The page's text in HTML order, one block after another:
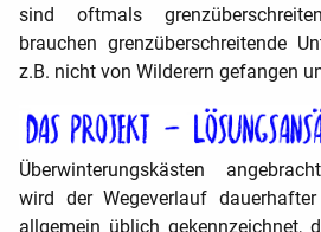
sind oftmals
brauchen grenzüberschreitende
z.B. nicht von Wilderern gefangen
Überwinterungskästen
wird der Wegeverlauf
allgemein üblich gekennzeichnet,